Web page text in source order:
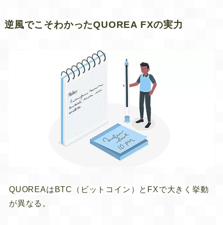
逆風でこそわかったQUOREA FXの実力
QUOREAはBTC（ビットコイン）とFXで大きく挙動
が異なる。